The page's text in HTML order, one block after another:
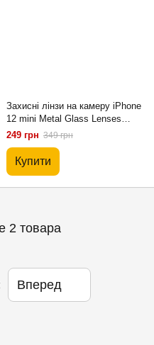
Захисні лінзи на камеру iPhone
12 mini Metal Glass Lenses
Light Purple
249 грн 349 грн
Купити
2 товара
Вперед